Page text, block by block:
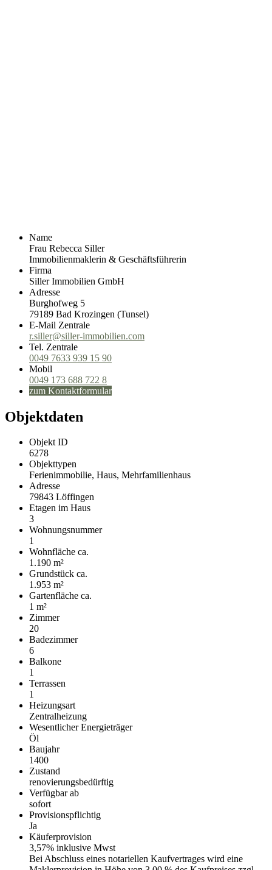
Name
Frau Rebecca Siller
Immobilienmaklerin & Geschäftsführerin
Firma
Siller Immobilien GmbH
Adresse
Burghofweg 5
79189 Bad Krozingen (Tunsel)
E-Mail Zentrale
r.siller@siller-immobilien.com
Tel. Zentrale
0049 7633 939 15 90
Mobil
0049 173 688 722 8
zum Kontaktformular
Objektdaten
Objekt ID
6278
Objekttypen
Ferienimmobilie, Haus, Mehrfamilienhaus
Adresse
79843 Löffingen
Etagen im Haus
3
Wohnungsnummer
1
Wohnfläche ca.
1.190 m²
Grund­stück ca.
1.953 m²
Gartenfläche ca.
1 m²
Zimmer
20
Badezimmer
6
Balkone
1
Terrassen
1
Heizungsart
Zentralheizung
Wesentlicher Energieträger
Öl
Baujahr
1400
Zustand
renovierungsbedürftig
Verfügbar ab
sofort
Provisionspflichtig
Ja
Käufer­provision
3,57% inklusive Mwst
Bei Abschluss eines notariellen Kaufvertrages wird eine